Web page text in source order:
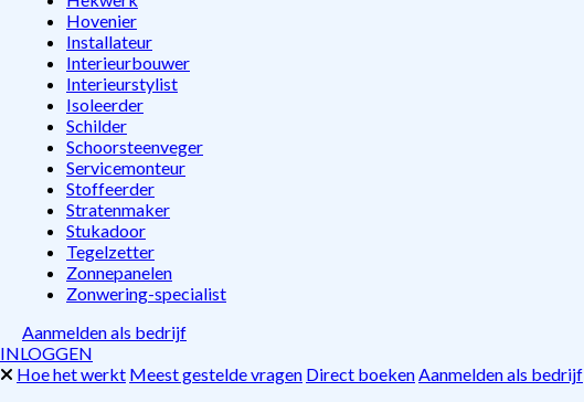
Hovenier
Installateur
Interieurbouwer
Interieurstylist
Isoleerder
Schilder
Schoorsteenveger
Servicemonteur
Stoffeerder
Stratenmaker
Stukadoor
Tegelzetter
Zonnepanelen
Zonwering-specialist
Aanmelden als bedrijf
INLOGGEN
Hoe het werkt Meest gestelde vragen Direct boekenAanmelden als bedrijf